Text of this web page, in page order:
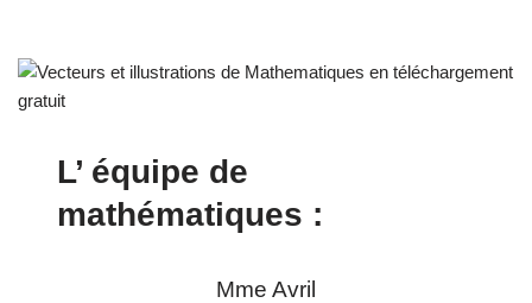
L’ équipe de
mathématiques :
Mme Avril